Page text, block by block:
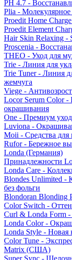
PH 4.7 -
Plia -
Proedit Home
Proedit Element
Hair Skin Relaxing -
Proscenia -
THEO - Уход для
Trie - Линия для
Trie Tuner - Линия
жемчуга
Viege -
Locor Serum Color -
окрашивания
One - Премиум уход
Luviona -
Moii - Средства для
Rufor - Бережное
Londa (Германия)
Принадлежности
Londa Care -
Blondes Unlimited -
без фольги
Blondoran Blonding
Color Switch -
Curl & Londa Form -
Londa Color -
Londa Style - Новая
Color Tune -
Matrix (США)
Super Sync -